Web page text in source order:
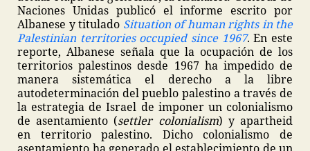
Naciones Unidas publicó el informe escrito por
Albanese y titulado Situation of human rights in the
Palestinian territories occupied since 1967. En este
reporte, Albanese señala que la ocupación de los
territorios palestinos desde 1967 ha impedido de
manera sistemática el derecho a la libre
autodeterminación del pueblo palestino a través de
la estrategia de Israel de imponer un colonialismo
de asentamiento (settler colonialism) y apartheid
en territorio palestino. Dicho colonialismo de